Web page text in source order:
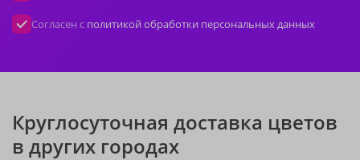
Согласен с политикой обработки персональных данных
Круглосуточная доставка цветов
в других городах